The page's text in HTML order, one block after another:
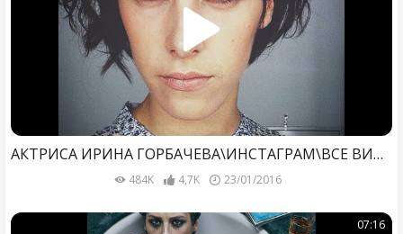
АКТРИСА ИРИНА ГОРБАЧЕВА\ИНСТАГРАМ\ВСЕ ВИДЕО ПО 2016 ГОД\
484K 4,7K 23/01/2016
07:16